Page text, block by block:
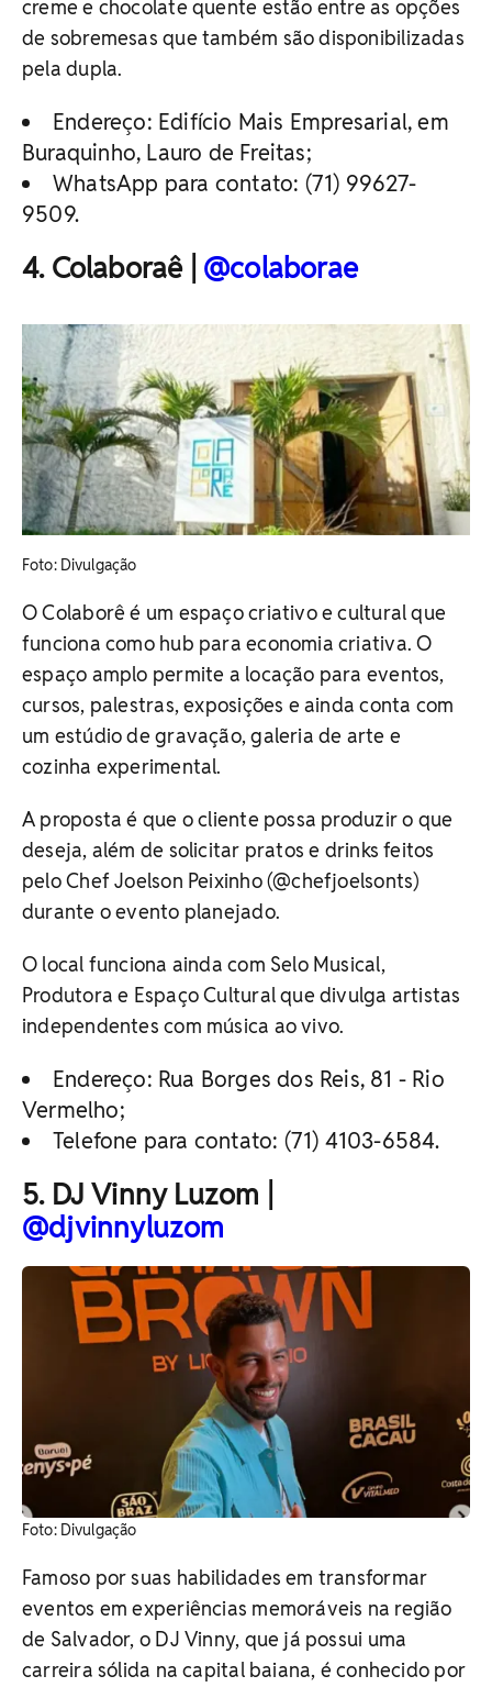
creme e chocolate quente estão entre as opções
de sobremesas que também são disponibilizadas
pela dupla.
Endereço: Edifício Mais Empresarial, em
Buraquinho, Lauro de Freitas;
WhatsApp para contato: (71) 99627-
9509.
4. Colaboraê | @colaborae
​Foto: Divulgação
O Colaborê é um espaço criativo e cultural que
funciona como hub para economia criativa. O
espaço amplo permite a locação para eventos,
cursos, palestras, exposições e ainda conta com
um estúdio de gravação, galeria de arte e
cozinha experimental.
A proposta é que o cliente possa produzir o que
deseja, além de solicitar pratos e drinks feitos
pelo Chef Joelson Peixinho (@chefjoelsonts)
durante o evento planejado.
O local funciona ainda com Selo Musical,
Produtora e Espaço Cultural que divulga artistas
independentes com música ao vivo.
Endereço: Rua Borges dos Reis, 81 - Rio
Vermelho;
Telefone para contato: (71) 4103-6584.
5. DJ Vinny Luzom |
@djvinnyluzom
​Foto: Divulgação
Famoso por suas habilidades em transformar
eventos em experiências memoráveis na região
de Salvador, o DJ Vinny, que já possui uma
carreira sólida na capital baiana, é conhecido por